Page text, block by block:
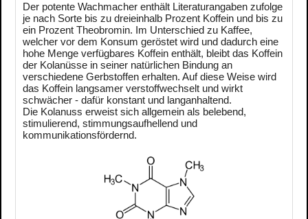
Der potente Wachmacher enthält Literaturangaben zufolge
je nach Sorte bis zu dreieinhalb Prozent Koffein und bis zu
ein Prozent Theobromin. Im Unterschied zu Kaffee,
welcher vor dem Konsum geröstet wird und dadurch eine
hohe Menge verfügbares Koffein enthält, bleibt das Koffein
der Kolanüsse in seiner natürlichen Bindung an
verschiedene Gerbstoffen erhalten. Auf diese Weise wird
das Koffein langsamer verstoffwechselt und wirkt
schwächer - dafür konstant und langanhaltend.
Die Kolanuss erweist sich allgemein als belebend,
stimulierend, stimmungsaufhellend und
kommunikationsfördernd.